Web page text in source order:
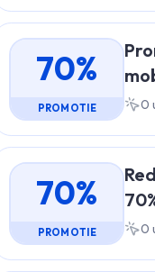
70%
PROMOTIE 0
70%
PROMOTIE 0